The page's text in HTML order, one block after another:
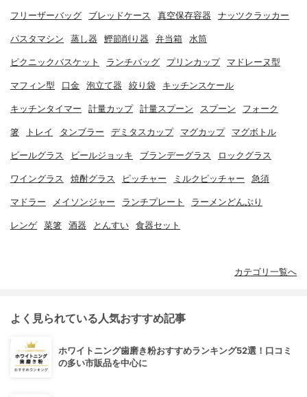
フリーザーバッグ ブレッドケース 真空保存容器 ナッツクラッカー
パスタマシン 蒸し器 鰹節削り器 弁当箱 水筒
ピクニックバスケット ランチバッグ プリンカップ マドレーヌ型
マフィン型 口金 泡立て器 絞り袋 キッチンスケール
キッチンタイマー 計量カップ 計量スプーン スプーン フォーク
箸 トレイ タンブラー デミタスカップ マグカップ マグボトル
ビールグラス ビールジョッキ ブランデーグラス ロックグラス
ワイングラス 焼酎グラス ピッチャー ミルクピッチャー 急須
マドラー メイソンジャー ランチプレート ラーメンどんぶり
レンゲ 菜箸 酒器 とんすい 食器セット
カテゴリ一覧へ
よく見られている人気おすすめ記事
ホワイトニング歯磨き粉おすすめランキング52選！口コミ
の多い市販品を中心に